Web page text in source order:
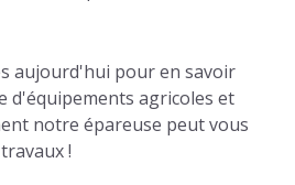
aujourd'hui pour en savoir
d'équipements agricoles et
notre épareuse peut vous
!